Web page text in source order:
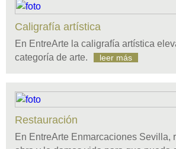
Caligrafía artística
En EntreArte la caligrafía artística
categoría de arte.
leer más
Restauración
En EntreArte Enmarcaciones Sevilla,